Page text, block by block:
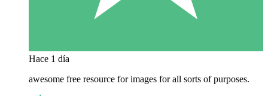
Hace 1 día
awesome free resource for images for all sorts of purposes.